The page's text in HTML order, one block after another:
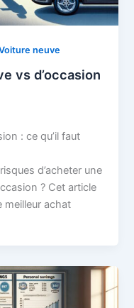
neuve
vs d’occasion
: ce qu’il faut
d’acheter une
? Cet article
meilleur achat